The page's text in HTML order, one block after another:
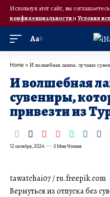
Используя этот сайт, вы
конфиденциальностииУсловия
Аа
Home » И волшебная лампа: лучшие
И волшебная
сувениры,
привезти из
12 октября, 2024 3 Мин Чтения
tawatchai07 / ru.freepik.com
Вернуться из отпуска без